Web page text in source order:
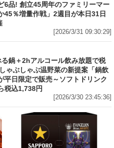
6品! 創立45周年のファミリーマー
45％増量作戦」2週目が本日31日
[2026/3/31 09:30:29]
鍋＋2hアルコール飲み放題で税
ゃぶしゃぶ温野菜の新提案「鍋飲
平日限定で販売～ソフトドリンク
税込1,738円
[2026/3/30 23:45:36]